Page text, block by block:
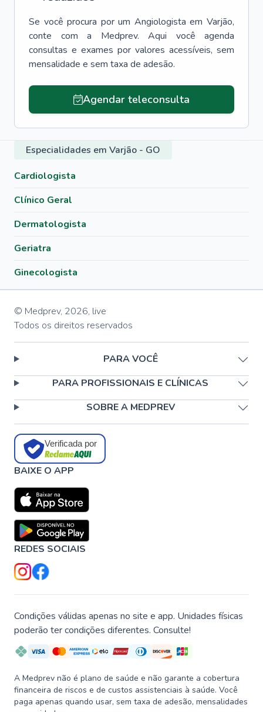
Se você procura por um Angiologista em Varjão,
conte com a Medprev. Aqui você agenda
consultas e exames por valores acessíveis, sem
mensalidade e sem taxa de adesão.
Agendar teleconsulta
Especialidades em Varjão - GO
Cardiologista
Clínico Geral
Dermatologista
Geriatra
Ginecologista
© Medprev, 2026, live
Todos os direitos reservados
PARA VOCÊ
PARA PROFISSIONAIS E CLÍNICAS
SOBRE A MEDPREV
Verificada por
BAIXE O APP
REDES SOCIAIS
Condições válidas apenas no site e app. Unidades físicas
poderão ter condições diferentes. Consulte!
A Medprev não é plano de saúde e não garante a cobertura
financeira de riscos e de custos assistenciais à saúde. Você
paga apenas quando usar, sem taxa de adesão, mensalidades